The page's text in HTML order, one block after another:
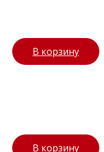
В корзину
В корзину